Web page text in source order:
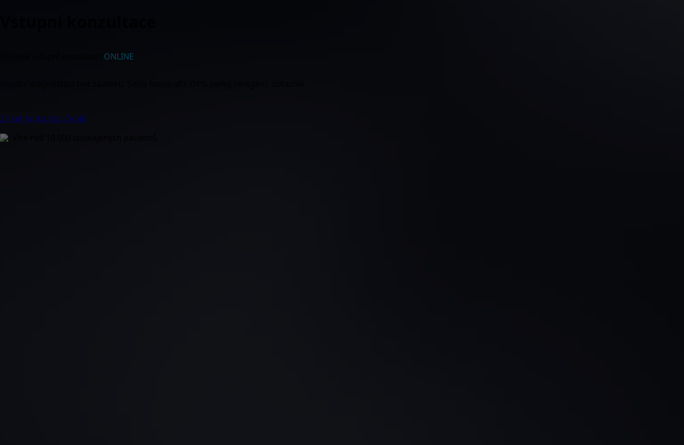
ONLINE
Získat konzultaciCeník